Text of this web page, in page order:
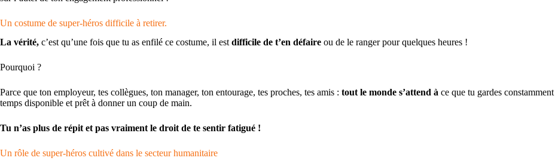
Un costume de super-héros difficile à retirer.
La vérité, c’est qu’une fois que tu as enfilé ce costume, il est difficile de t’en défaire ou de le ranger pour quelques heures !
Pourquoi ?
Parce que ton employeur, tes collègues, ton manager, ton entourage, tes proches, tes amis : tout le monde s’attend à ce que tu gardes constamment
temps disponible et prêt à donner un coup de main.
Tu n’as plus de répit et pas vraiment le droit de te sentir fatigué !
Un rôle de super-héros cultivé dans le secteur humanitaire